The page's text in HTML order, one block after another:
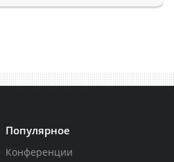
Популярное
Конференции